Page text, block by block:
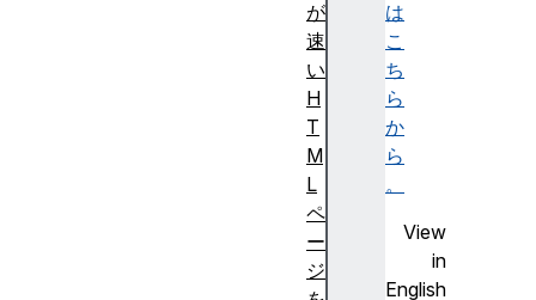
は
こ
ち
ら
か
ら
。
View
in
English
が
速
い
H
T
M
L
ペ
ー
ジ